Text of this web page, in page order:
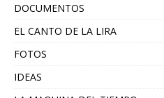
DOCUMENTOS
EL CANTO DE LA LIRA
FOTOS
IDEAS